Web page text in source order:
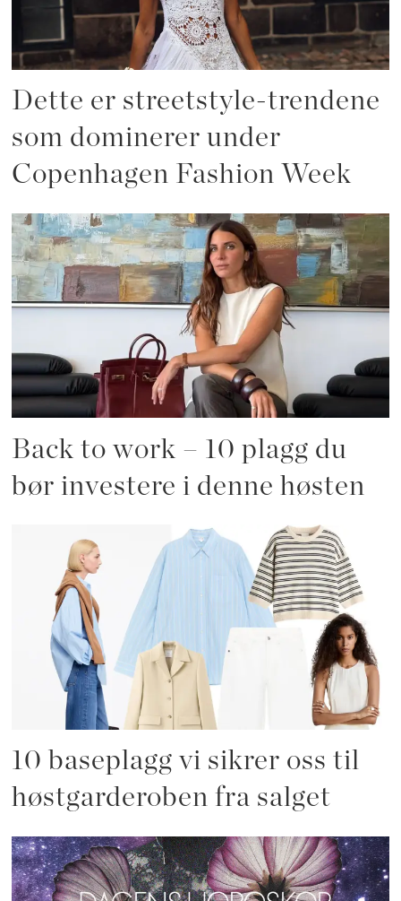
Dette er streetstyle-trendene
som dominerer under
Copenhagen Fashion Week
Back to work – 10 plagg du
bør investere i denne høsten
10 baseplagg vi sikrer oss til
høstgarderoben fra salget